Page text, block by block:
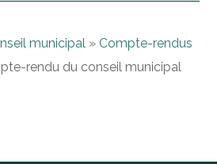
municipal » Compte-rendus
rendu du conseil municipal